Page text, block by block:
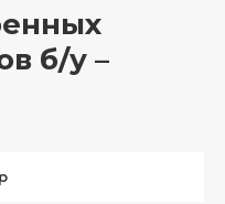
б/у –